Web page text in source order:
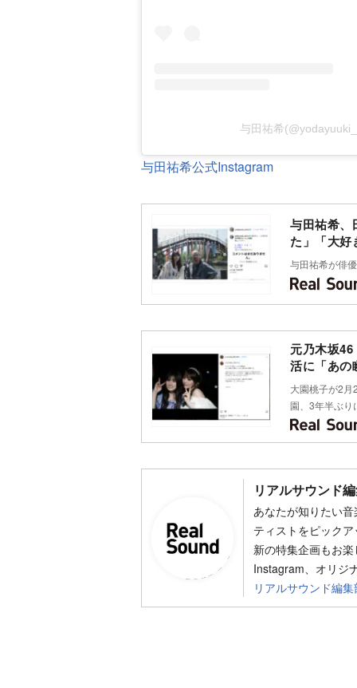
与田祐希
与田祐希公式Instagram
与田祐希
た」「大好
与田祐希が俳
元乃木坂
活に「あの
大園桃子が2
園、3年半ぶ
リアルサウンド
あなたが知りたい
ティストをピック
新の特集企画もお
Instagram、オリジ
リアルサウンド編